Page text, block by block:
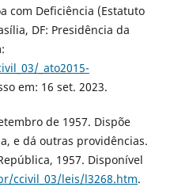
com Deficiência (Estatuto
DF: Presidência da
_ato2015-
em: 16 set. 2023.
de 1957. Dispõe
e dá outras providências.
1957. Disponível
ccivil_03/leis/l3268.htm.